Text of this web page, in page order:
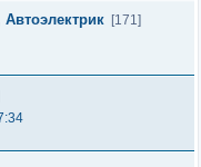
[171]